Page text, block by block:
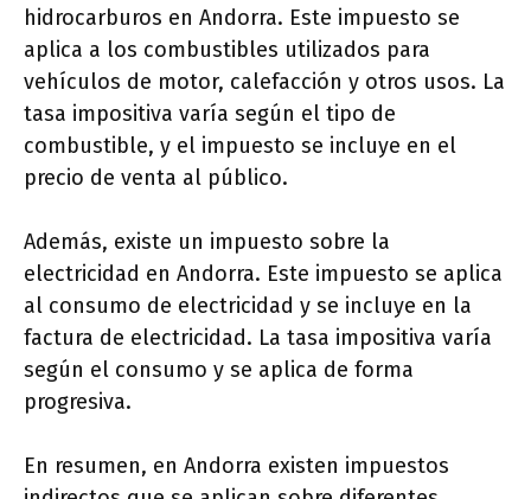
hidrocarburos en Andorra. Este impuesto se
aplica a los combustibles utilizados para
vehículos de motor, calefacción y otros usos. La
tasa impositiva varía según el tipo de
combustible, y el impuesto se incluye en el
precio de venta al público.
Además, existe un impuesto sobre la
electricidad en Andorra. Este impuesto se aplica
al consumo de electricidad y se incluye en la
factura de electricidad. La tasa impositiva varía
según el consumo y se aplica de forma
progresiva.
En resumen, en Andorra existen impuestos